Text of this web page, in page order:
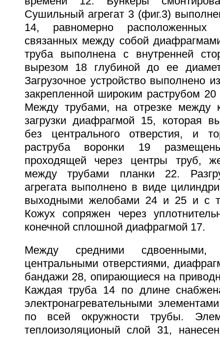
Сушильный агрегат 3 (фиг.3)
14, равномерно
связанных между собой
труба выполнена с внутренней
вырезом 18 глубиной до ее
Загрузочное устройство выполнено
закрепленной широким раструбом
Между трубами, на отрезке между
загрузки диафрагмой 15, которая
без центрального отверстия, и
раструба воронки 19
проходящей через центры труб,
между трубами планки 22.
агрегата выполнено в виде
выходными желобами 24 и 25 и с
Кожух сопряжен через
конечной сплошной диафрагмой 17.
Между средними сдвоенными,
центральными отверстиями,
бандажи 28, опирающиеся на
Каждая труба 14 по длине
электронагревательными
по всей окружности трубы.
теплоизоляционый слой 31,